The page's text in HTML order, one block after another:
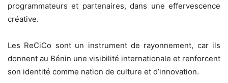
programmateurs et partenaires, dans une effervescence
créative.
Les ReCiCo sont un instrument de rayonnement, car ils
donnent au Bénin une visibilité internationale et renforcent
son identité comme nation de culture et d’innovation.